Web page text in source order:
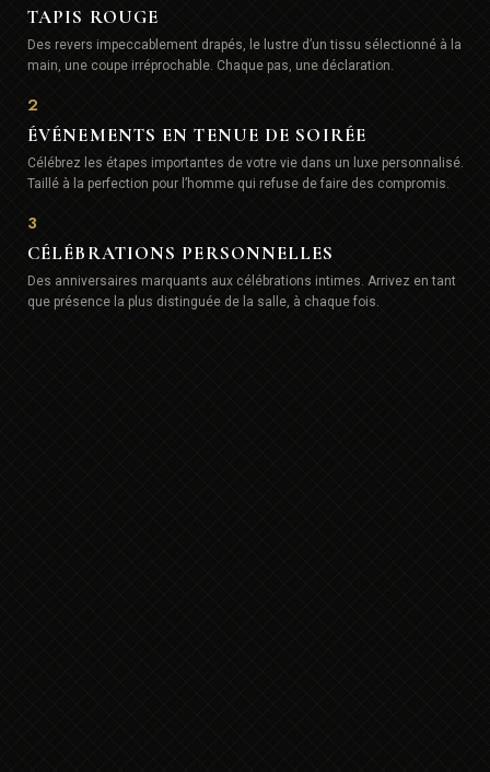
TAPIS ROUGE
Des revers impeccablement drapés, le lustre d’un tissu sélectionné à la
main, une coupe irréprochable. Chaque pas, une déclaration.
2
ÉVÉNEMENTS EN TENUE DE SOIRÉE
Célébrez les étapes importantes de votre vie dans un luxe personnalisé.
Taillé à la perfection pour l’homme qui refuse de faire des compromis.
3
CÉLÉBRATIONS PERSONNELLES
Des anniversaires marquants aux célébrations intimes. Arrivez en tant
que présence la plus distinguée de la salle, à chaque fois.